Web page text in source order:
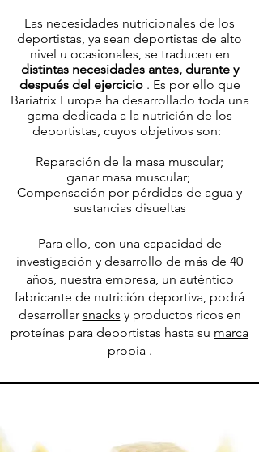
Las necesidades nutricionales de los
deportistas, ya sean deportistas de alto
nivel u ocasionales, se traducen en
distintas necesidades antes, durante y
después del ejercicio. Es por ello que
Bariatrix Europe ha desarrollado toda una
gama dedicada a la nutrición de los
deportistas, cuyos objetivos son:
Reparación de la masa muscular;
ganar masa muscular;
Compensación por pérdidas de agua y
sustancias disueltas
Para ello, con una capacidad de
investigación y desarrollo de más de 40
años, nuestra empresa, un auténtico
fabricante de nutrición deportiva, podrá
desarrollar snacks y productos ricos en
proteínas para deportistas hasta su marca
propia.